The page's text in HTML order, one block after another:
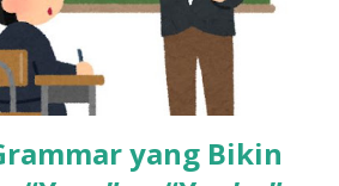
besar di awal bisa bikin terlena.
padahal tantangan hidup ma...
yang Bikin